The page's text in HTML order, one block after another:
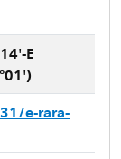
E
e-rara-